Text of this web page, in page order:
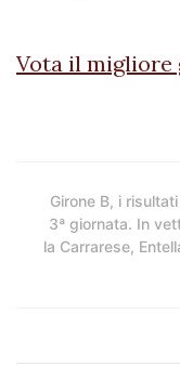
Vota il migliore
Girone B, i
3ª giornata. In
la Carrarese,